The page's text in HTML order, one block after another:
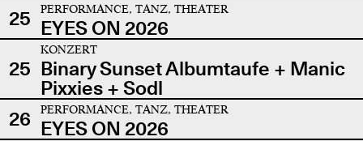
25 PERFORMANCE, TANZ, THEATER
EYES ON 2026
25
KONZERT
Binary Sunset Albumtaufe + Manic
Pixxies + Sodl
26
PERFORMANCE, TANZ, THEATER
EYES ON 2026